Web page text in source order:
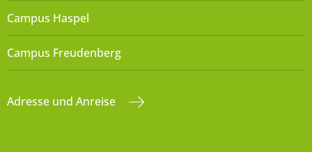
Campus Haspel
Campus Freudenberg
Adresse und Anreise